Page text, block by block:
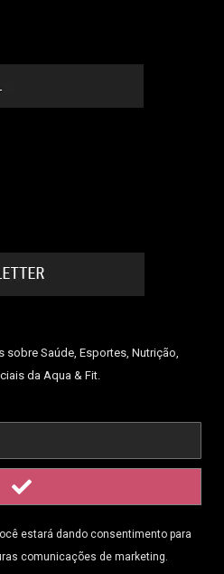
Saúde, Esportes, Nutrição,
da Aqua & Fit.
estará dando consentimento para
comunicações de marketing.